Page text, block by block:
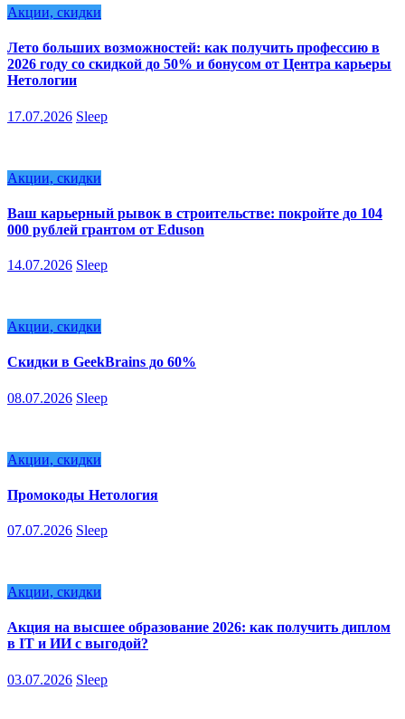
Акции, скидки
Лето больших возможностей: как получить профессию в
2026 году со скидкой до 50% и бонусом от Центра карьеры
Нетологии
17.07.2026 Sleep
Акции, скидки
Ваш карьерный рывок в строительстве: покройте до 104
000 рублей грантом от Eduson
14.07.2026 Sleep
Акции, скидки
Скидки в GeekBrains до 60%
08.07.2026 Sleep
Акции, скидки
Промокоды Нетология
07.07.2026 Sleep
Акции, скидки
Акция на высшее образование 2026: как получить диплом
в IT и ИИ с выгодой?
03.07.2026 Sleep